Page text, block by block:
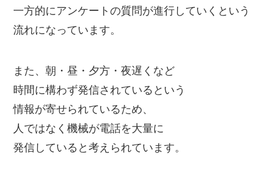
一方的にアンケートの質問が進行していくという
流れになっています。
また、朝・昼・夕方・夜遅くなど
時間に構わず発信されているという
情報が寄せられているため、
人ではなく機械が電話を大量に
発信していると考えられています。